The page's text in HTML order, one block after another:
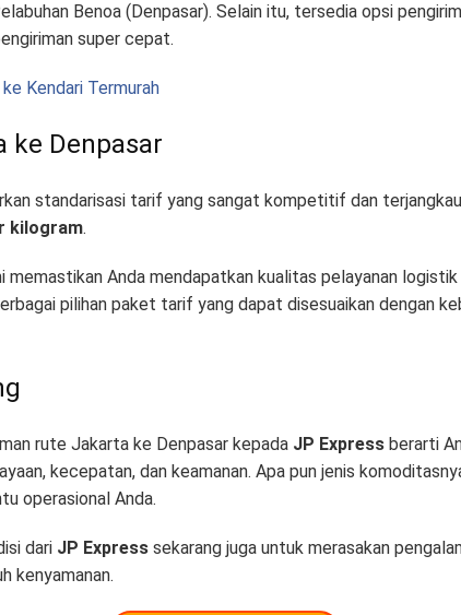
Benoa (Denpasar). Selain itu, tersedia opsi
super cepat.
Kendari Termurah
ke Denpasar
standarisasi tarif yang sangat kompetitif dan terjangkau
kilogram.
memastikan Anda mendapatkan kualitas pelayanan
pilihan paket tarif yang dapat disesuaikan dengan
rute Jakarta ke Denpasar kepada JP Express berarti
kecepatan, dan keamanan. Apa pun jenis
operasional Anda.
dari JP Express sekarang juga untuk merasakan
kenyamanan.